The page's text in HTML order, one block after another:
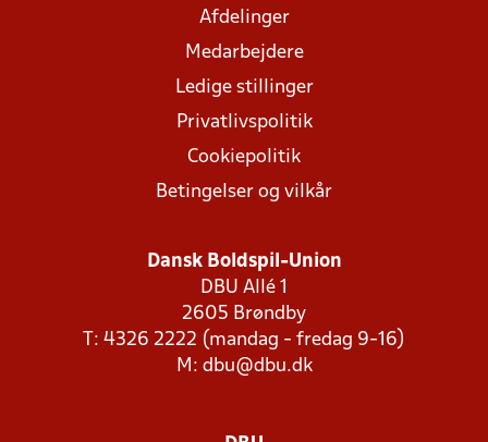
Afdelinger
Medarbejdere
Ledige stillinger
Privatlivspolitik
Cookiepolitik
Betingelser og vilkår
Dansk Boldspil-Union
DBU Allé 1
2605 Brøndby
T: 4326 2222 (mandag - fredag 9-16)
M: dbu@dbu.dk